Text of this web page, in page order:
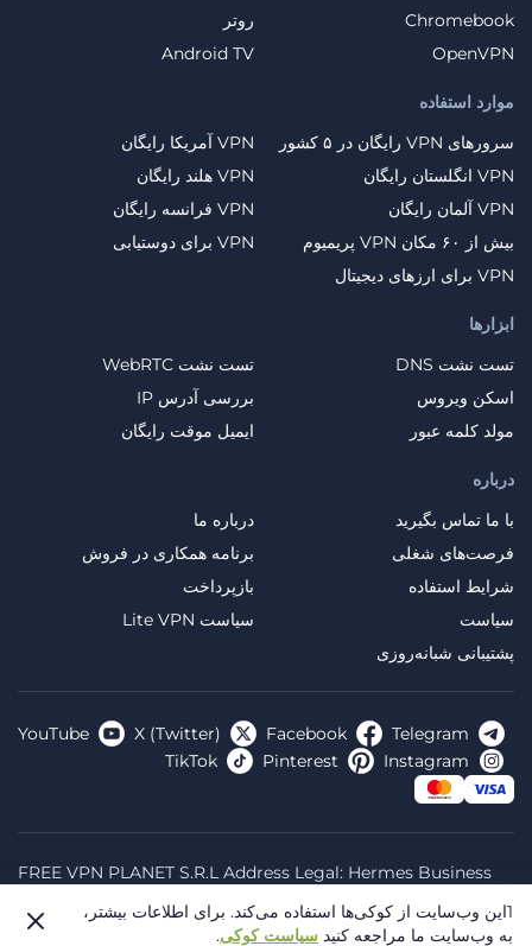
Chromebook
روتر
OpenVPN
Android TV
موارد استفاده
سرورهای VPN رایگان در ۵ کشور
VPN آمریکا رایگان
VPN انگلستان رایگان
VPN هلند رایگان
VPN آلمان رایگان
VPN فرانسه رایگان
بیش از ۶۰ مکان VPN پریمیوم
VPN برای دوستیابی
VPN برای ارزهای دیجیتال
درباره
با ما تماس بگیرید
درباره ما
فرصت‌های شغلی
برنامه همکاری در فروش
شرایط استفاده
بازپرداخت
سیاست
سیاست Lite VPN
پشتیبانی شبانه‌روزی
ابزارها
تست نشت DNS
تست نشت WebRTC
اسکن ویروس
بررسی آدرس IP
مولد کلمه عبور
ایمیل موقت رایگان
Telegram
Facebook
X (Twitter)
YouTube
Instagram
Pinterest
TikTok
FREE VPN PLANET S.R.L Address Legal: Hermes Business
Bucharest, Romania, 020335. Reg.N, 44667783
1این وب‌سایت از کوکی‌ها استفاده می‌کند.
برای اطلاعات بیشتر،
به وب‌سایت ما مراجعه کنید سیاست کوکی.